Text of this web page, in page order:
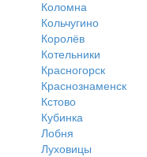
Коломна
Кольчугино
Королёв
Котельники
Красногорск
Краснознаменск
Кстово
Кубинка
Лобня
Луховицы